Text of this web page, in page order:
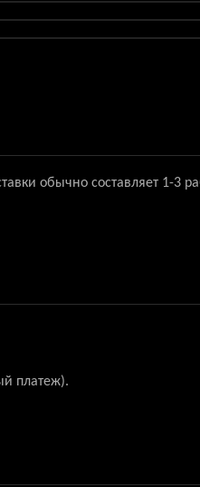
обычно составляет 1-3
платеж).